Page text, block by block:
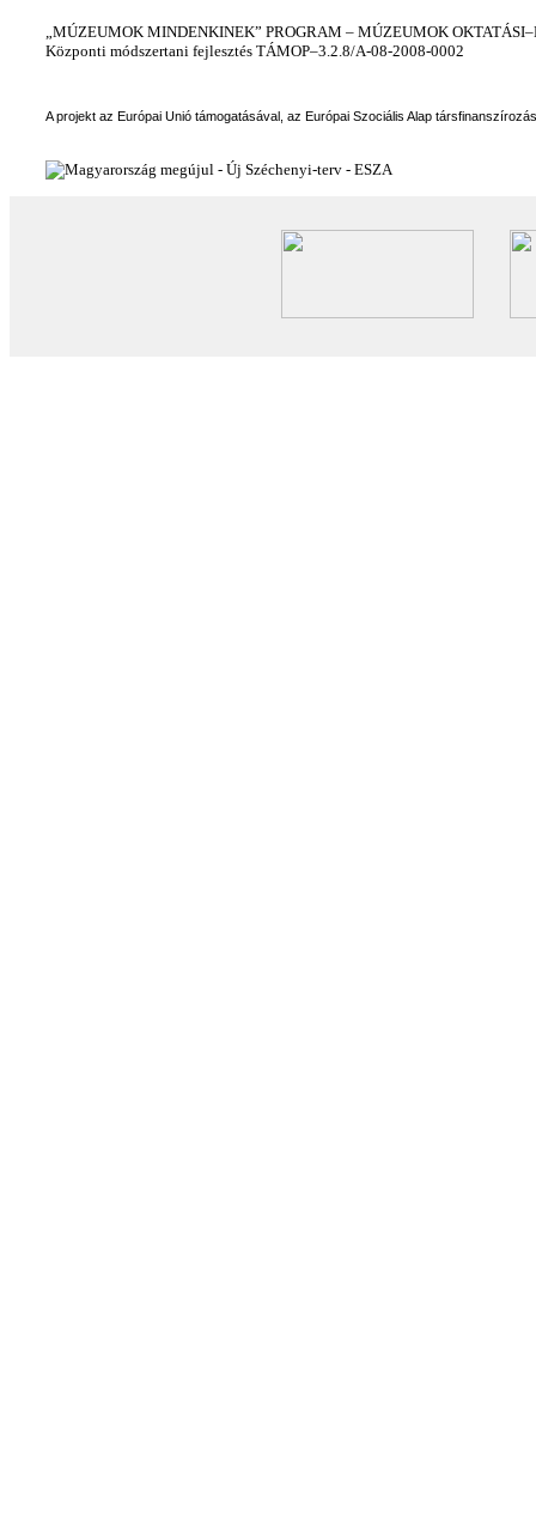
„MÚZEUMOK MINDENKINEK” PROGRAM – MÚZEUMOK
Központi módszertani fejlesztés TÁMOP–3.2.8/A-08-2008-0002
A projekt az Európai Unió támogatásával, az Európai Szociális Alap